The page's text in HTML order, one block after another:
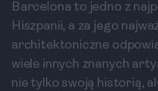
Barcelona to jedno z
Hiszpanii, a za jego
architektoniczne
wiele innych znanych
nie tylko swoją historią,